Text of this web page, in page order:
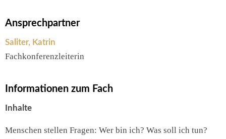
Ansprechpartner
Saliter, Katrin
Fachkonferenzleiterin
Informationen zum Fach
Inhalte
Menschen stellen Fragen: Wer bin ich? Was soll ich tun?